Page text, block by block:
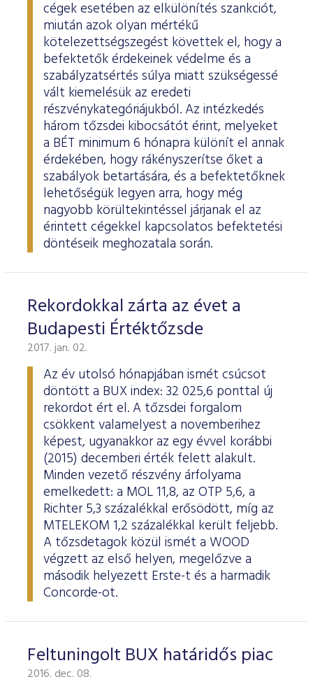
cégek esetében az elkülönítés szankciót,
miután azok olyan mértékű
kötelezettségszegést követtek el, hogy a
befektetők érdekeinek védelme és a
szabályzatsértés súlya miatt szükségessé
vált kiemelésük az eredeti
részvénykategóriájukból. Az intézkedés
három tőzsdei kibocsátót érint, melyeket
a BÉT minimum 6 hónapra különít el annak
érdekében, hogy rákényszerítse őket a
szabályok betartására, és a befektetőknek
lehetőségük legyen arra, hogy még
nagyobb körültekintéssel járjanak el az
érintett cégekkel kapcsolatos befektetési
döntéseik meghozatala során.
Rekordokkal zárta az évet a
Budapesti Értéktőzsde
2017. jan. 02.
Az év utolsó hónapjában ismét csúcsot
döntött a BUX index: 32 025,6 ponttal új
rekordot ért el. A tőzsdei forgalom
csökkent valamelyest a novemberihez
képest, ugyanakkor az egy évvel korábbi
(2015) decemberi érték felett alakult.
Minden vezető részvény árfolyama
emelkedett: a MOL 11,8, az OTP 5,6, a
Richter 5,3 százalékkal erősödött, míg az
MTELEKOM 1,2 százalékkal került feljebb.
A tőzsdetagok közül ismét a WOOD
végzett az első helyen, megelőzve a
második helyezett Erste-t és a harmadik
Concorde-ot.
Feltuningolt BUX határidős piac
2016. dec. 08.